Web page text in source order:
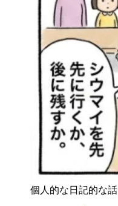
個人的な日記的な話